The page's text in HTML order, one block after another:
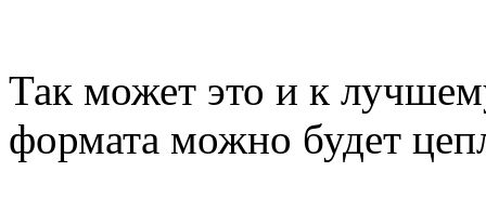
Так может это и к
формата можно будет